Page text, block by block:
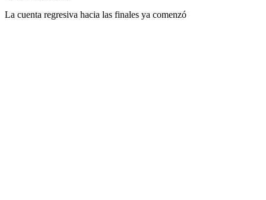
La cuenta regresiva hacia las finales ya comenzó